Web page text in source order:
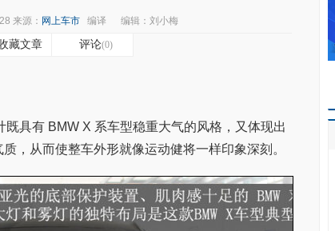
来源： 网上车市 编译 编辑：刘小梅
藏文章 评论(0)
既具有 BMW X 系车型稳重大气的风格，又体现出
，从而使整车外形就像运动健将一样印象深刻。